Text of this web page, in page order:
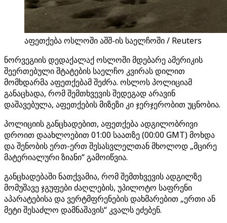
აფეთქება ოსლოში აშშ-ის საელჩოში / Reuters
ნორვეგიის დედაქალაქ ოსლოში მდებარე ამერიკის
შეერთებული შტატების საელჩო კვირას დილით
მომხდარმა აფეთქებამ შეძრა. ოსლოს პოლიციამ
განაცხადა, რომ შემთხვევის შედეგად არავინ
დაშავებულა, აფეთქების მიზეზი კი ჯერჯერობით უცნობია.
პოლიციის განცხადებით, აფეთქება ადგილობრივი
დროით დაახლოებით 01:00 საათზე (00:00 GMT) მოხდა
და შენობის ერთ-ერთ შესასვლელთან მხოლოდ „მცირე
მატერიალური ზიანი“ გამოიწვია.
განცხადებაში ნათქვამია, რომ შემთხვევის ადგილზე
მომუშავე ჯგუფები ძაღლების, უპილოტო საფრენი
აპარატებისა და ვერტმფრენების დახმარებით „ერთი ან
მეტი შესაძლო დამნაშავის“ კვალს ეძებენ.